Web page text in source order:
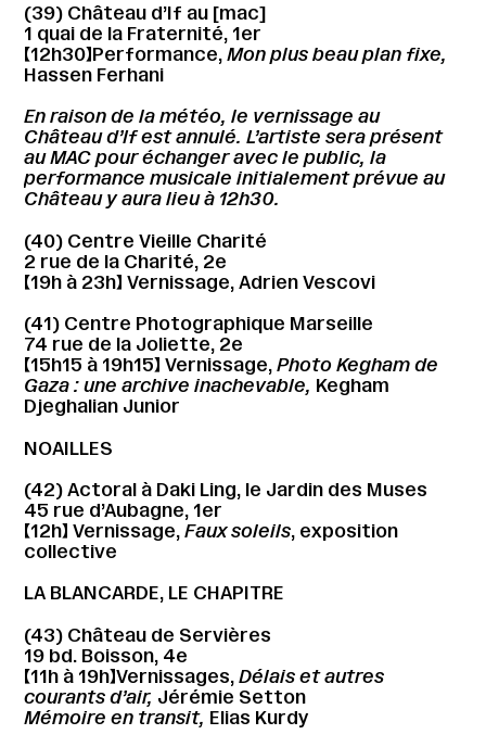
(39) Château d’If au [mac]
1 quai de la Fraternité, 1er
【12h30】Performance,Mon plus beau plan fixe,
Hassen Ferhani
En raison de la météo, le vernissage au
Château d’If est annulé. L’artiste sera présent
au MAC pour échanger avec le public, la
performance musicale initialement prévue au
Château y aura lieu à 12h30.
(40) Centre Vieille Charité
2 rue de la Charité, 2e
【19h à 23h】 Vernissage, Adrien Vescovi
(41) Centre Photographique Marseille
74 rue de la Joliette, 2e
【15h15 à 19h15】 Vernissage,Photo Kegham de
Gaza : une archive inachevable, Kegham
Djeghalian Junior
NOAILLES
(42) Actoral à Daki Ling, le Jardin des Muses
45 rue d’Aubagne, 1er
【12h】 Vernissage,Faux soleils, exposition
collective
LA BLANCARDE, LE CHAPITRE
(43) Château de Servières
19 bd. Boisson, 4e
【11h à 19h】Vernissages,Délais et autres
courants d’air, Jérémie Setton
Mémoire en transit, Elias Kurdy